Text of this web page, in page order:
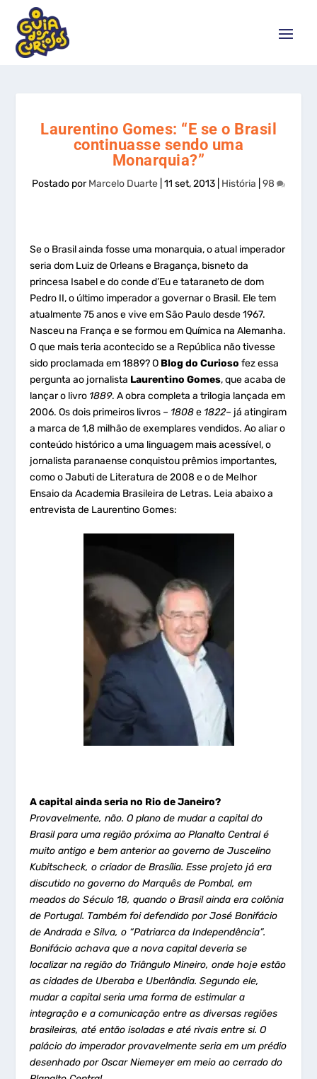
Laurentino Gomes: “E se o Brasil
continuasse sendo uma
Monarquia?”
Postado porMarcelo Duarte 11 set, 2013 História 98
Se o Brasil ainda fosse uma monarquia, o atual imperador
seria dom Luiz de Orleans e Bragança, bisneto da
princesa Isabel e do conde d’Eu e tataraneto de dom
Pedro II, o último imperador a governar o Brasil. Ele tem
atualmente 75 anos e vive em São Paulo desde 1967.
Nasceu na França e se formou em Química na Alemanha.
O que mais teria acontecido se a República não tivesse
sido proclamada em 1889? O Blog do Curioso fez essa
pergunta ao jornalista Laurentino Gomes, que acaba de
lançar o livro 1889. A obra completa a trilogia lançada em
2006. Os dois primeiros livros – 1808e 1822– já atingiram
a marca de 1,8 milhão de exemplares vendidos. Ao aliar o
conteúdo histórico a uma linguagem mais acessível, o
jornalista paranaense conquistou prêmios importantes,
como o Jabuti de Literatura de 2008 e o de Melhor
Ensaio da Academia Brasileira de Letras. Leia abaixo a
entrevista de Laurentino Gomes:
A capital ainda seria no Rio de Janeiro?
Provavelmente, não. O plano de mudar a capital do
Brasil para uma região próxima ao Planalto Central é
muito antigo e bem anterior ao governo de Juscelino
Kubitscheck, o criador de Brasília. Esse projeto já era
discutido no governo do Marquês de Pombal, em
meados do Século 18, quando o Brasil ainda era colônia
de Portugal. Também foi defendido por José Bonifácio
de Andrada e Silva, o “Patriarca da Independência”.
Bonifácio achava que a nova capital deveria se
localizar na região do Triângulo Mineiro, onde hoje estão
as cidades de Uberaba e Uberlândia. Segundo ele,
mudar a capital seria uma forma de estimular a
integração e a comunicação entre as diversas regiões
brasileiras, até então isoladas e até rivais entre si. O
palácio do imperador provavelmente seria em um prédio
desenhado por Oscar Niemeyer em meio ao cerrado do